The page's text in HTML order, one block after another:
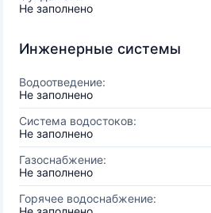
Не заполнено
Инженерные системы
Водоотведение:
Не заполнено
Система водостоков:
Не заполнено
Газоснабжение:
Не заполнено
Горячее водоснабжение: